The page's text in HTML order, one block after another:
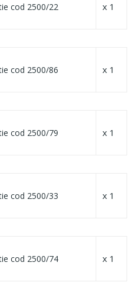
cod 2500/22 x 1
cod 2500/86 x 1
cod 2500/79 x 1
cod 2500/33 x 1
cod 2500/74 x 1